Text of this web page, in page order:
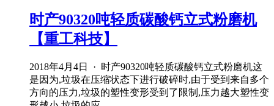
时产90320吨轻质碳酸钙立式粉磨机
【重工科技】
2018年4月4日 · 时产90320吨轻质碳酸钙立式粉磨机这
是因为,垃圾在压缩状态下进行破碎时,由于受到来自多个
方向的压力,垃圾的塑性变形受到了限制,压力越大塑性变